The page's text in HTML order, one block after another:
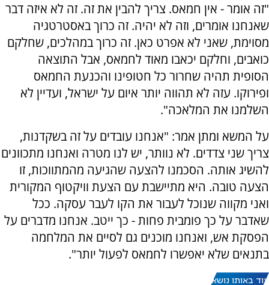
"זה אומר - אין חמאס. צריך להבין את זה. זה לא איזה דבר
שאנחנו אומרים, וזה לא יהיה. זה כרוך באסטרטגיה
מסוימת, שאני לא אפרט כאן. זה כרוך במהלכים, שחלקם
כואבים, וחלקם יכאבו מאוד לחמאס, אבל התוצאה
הסופית תהיה שחרור כל חטופינו והכנעת החמאס
ופירוקו. עזה לא תהווה יותר איום על ישראל, ועדיין לא
השלמנו את המלאכה".
על המשא ומתן אמר: "אנחנו עובדים על זה בשקדנות,
צריך שני צדדים. לא נוותר, יש לנו מטרה ואנחנו מתכוונים
להשיג אותה. הסכמנו להצעה שהגיעה מהמתווכות, זו
הצעה טובה. היא מתיישבת עם הצעת וויקטוף המקורית
ואני מקווה שנוכל לעבור את הקו לעבר עסקה. ככל
שאדבר על כך פומבית פחות - כך ייטב. אנחנו מדברים על
הפסקת אש, ואנחנו מוכנים גם לסיים את המלחמה
בתנאים שלא יאפשרו לחמאס לפעול יותר".
עוד באותו נושא: